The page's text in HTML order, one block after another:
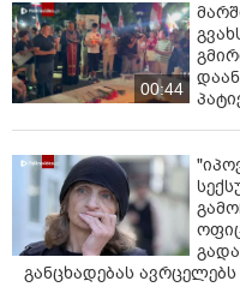
00:44
განცხადებას ავრცელებს